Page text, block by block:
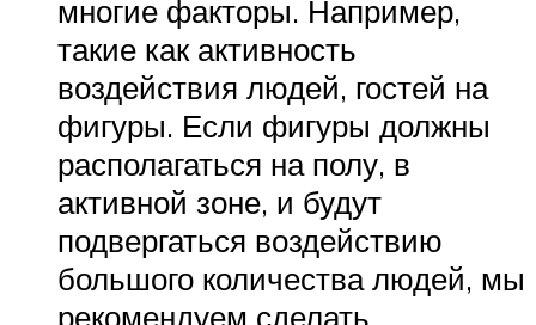
многие факторы. Например,
такие как активность
воздействия людей, гостей на
фигуры. Если фигуры должны
располагаться на полу, в
активной зоне, и будут
подвергаться воздействию
большого количества людей, мы
рекомендуем сделать